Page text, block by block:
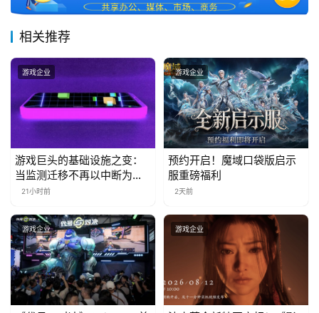
茶
奖
7
月
3
日
游
茶
对
相关推荐
游戏企业
游戏巨头的基础设施之变：
当监测迁移不再以中断为代
价21小时前
游戏企业
预约开启！魔域口袋版启示
服重磅福利
2天前
游戏企业 游戏企业